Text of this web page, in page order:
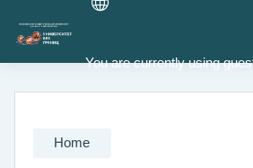
You are currently using
Skip to main content
Home